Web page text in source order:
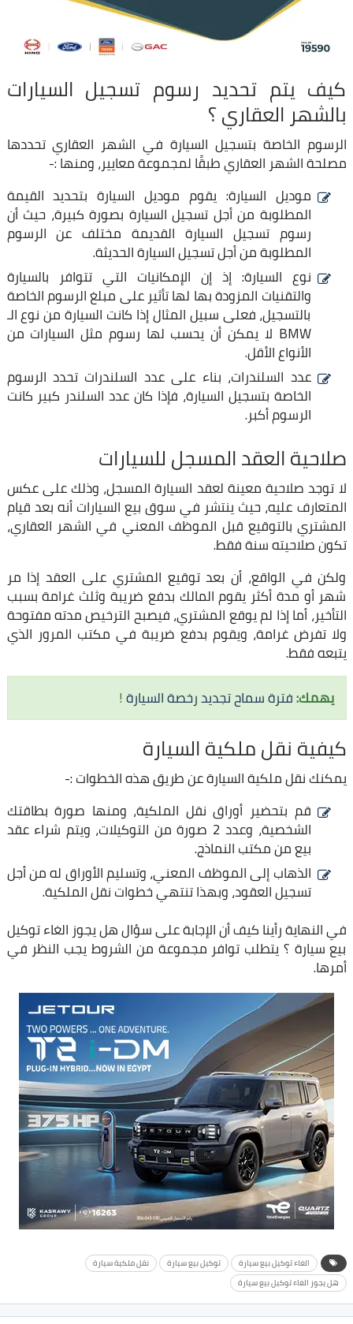
كيف يتم تحديد رسوم تسجيل السيارات
بالشهر العقاري ؟
الرسوم الخاصة بتسجيل السيارة في الشهر العقاري تحددها
مصلحة الشهر العقاري طبقًا لمجموعة معايير، ومنها :-
موديل السيارة: يقوم موديل السيارة بتحديد القيمة
المطلوبة من أجل تسجيل السيارة بصورة كبيرة، حيث أن
رسوم تسجيل السيارة القديمة مختلف عن الرسوم
المطلوبة من أجل تسجيل السيارة الحديثة.
نوع السيارة: إذ إن الإمكانيات التي تتوافر بالسيارة
والتقنيات المزودة بها لها تأثير على مبلغ الرسوم الخاصة
بالتسجيل، فعلى سبيل المثال إذا كانت السيارة من نوع الـ
BMW لا يمكن أن يحسب لها رسوم مثل السيارات من
الأنواع الأقل.
عدد السلندرات، بناء على عدد السلندرات تحدد الرسوم
الخاصة بتسجيل السيارة، فإذا كان عدد السلندر كبير كانت
الرسوم أكبر.
صلاحية العقد المسجل للسيارات
لا توجد صلاحية معينة لعقد السيارة المسجل، وذلك على عكس
المتعارف عليه، حيث ينتشر في سوق بيع السيارات أنه بعد قيام
المشتري بالتوقيع قبل الموظف المعني في الشهر العقاري،
تكون صلاحيته سنة فقط.
ولكن في الواقع، أن بعد توقيع المشتري على العقد إذا مر
شهر أو مدة أكثر يقوم المالك بدفع ضريبة وثلث غرامة بسبب
التأخير، أما إذا لم يوقع المشتري، فيصبح الترخيص مدته مفتوحة
ولا تفرض غرامة، ويقوم بدفع ضريبة في مكتب المرور الذي
يتبعه فقط.
يهمك:فترة سماح تجديد رخصة السيارة!
كيفية نقل ملكية السيارة
يمكنك نقل ملكية السيارة عن طريق هذه الخطوات :-
قم بتحضير أوراق نقل الملكية، ومنها صورة بطاقتك
الشخصية، وعدد 2 صورة من التوكيلات، ويتم شراء عقد
بيع من مكتب النماذج.
الذهاب إلى الموظف المعني، وتسليم الأوراق له من أجل
تسجيل العقود، وبهذا تنتهي خطوات نقل الملكية.
في النهاية رأينا كيف أن الإجابة على سؤال هل يجوز الغاء توكيل
بيع سيارة ؟ يتطلب توافر مجموعة من الشروط يجب النظر في
أمرها.
الغاء توكيل بيع سيارة توكيل بيع سيارة
نقل ملكية سيارة
هل يجوز الغاء توكيل بيع سيارة